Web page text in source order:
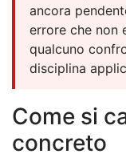
ancora
errore che non
qualcuno
disciplina
Come si
concreto